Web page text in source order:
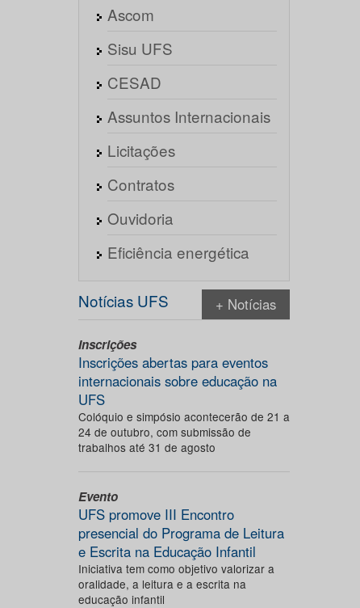
Ascom
Sisu UFS
CESAD
Assuntos Internacionais
Licitações
Contratos
Ouvidoria
Eficiência energética
Notícias UFS + Notícias
Inscrições
Inscrições abertas para eventos
internacionais sobre educação na
UFS
Colóquio e simpósio acontecerão de 21 a
24 de outubro, com submissão de
trabalhos até 31 de agosto
Evento
UFS promove III Encontro
presencial do Programa de Leitura
e Escrita na Educação Infantil
Iniciativa tem como objetivo valorizar a
oralidade, a leitura e a escrita na
educação infantil